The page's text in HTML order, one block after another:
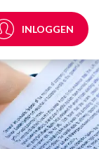
INLOGGEN